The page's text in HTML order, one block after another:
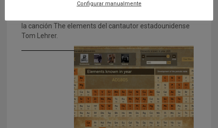
la canción The elements del cantautor estadounidense
Tom Lehrer.
Configurar manualmente